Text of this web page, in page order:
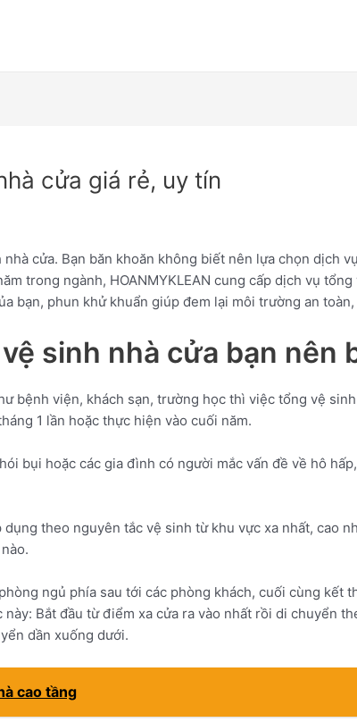
cửa giá rẻ, uy tín
cửa. Bạn băn khoăn không biết nên lựa chọn dịch
trong ngành, HOANMYKLEAN cung cấp dịch vụ
bạn, phun khử khuẩn giúp đem lại môi trường an
sinh nhà cửa bạn nên
bệnh viện, khách sạn, trường học thì việc tổng vệ
1 lần hoặc thực hiện vào cuối năm.
bụi hoặc các gia đình có người mắc vấn đề về hô
theo nguyên tắc vệ sinh từ khu vực xa nhất, cao
ngủ phía sau tới các phòng khách, cuối cùng kết
Bắt đầu từ điểm xa cửa ra vào nhất rồi di chuyển
dần xuống dưới.
cao tầng